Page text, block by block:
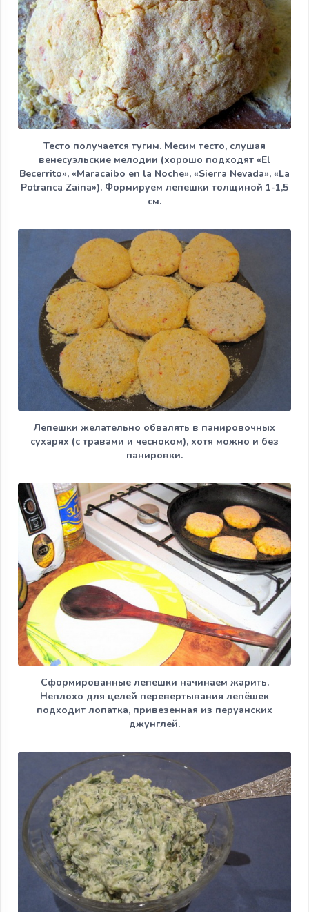
Тесто получается тугим. Месим тесто, слушая
венесуэльские мелодии (хорошо подходят «El
Becerrito», «Maracaibo en la Noche», «Sierra Nevada», «La
Potranca Zaina»). Формируем лепешки толщиной 1-1,5
см.
Лепешки желательно обвалять в панировочных
сухарях (с травами и чесноком), хотя можно и без
панировки.
Сформированные лепешки начинаем жарить.
Неплохо для целей перевертывания лепёшек
подходит лопатка, привезенная из перуанских
джунглей.